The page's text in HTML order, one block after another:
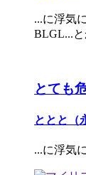
...に浮気
BLGL...と
とても
ととと（
...に浮気